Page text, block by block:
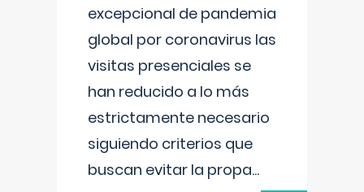
excepcional de pandemia
global por coronavirus las
visitas presenciales se
han reducido a lo más
estrictamente necesario
siguiendo criterios que
buscan evitar la propa...